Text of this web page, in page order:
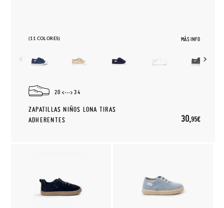
(11 COLORES) MÁS INFO
20 34
ZAPATILLAS NIÑOS LONA TIRAS
ADHERENTES
30,95€